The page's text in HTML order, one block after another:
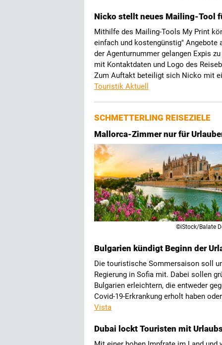
Nicko stellt neues Mailing-Tool
Mithilfe des Mailing-Tools My Print
einfach und kostengünstig" Angebote
der Agenturnummer gelangen Expis
mit Kontaktdaten und Logo des
Zum Auftakt beteiligt sich Nicko mit
Touristik Aktuell
SCHMETTERLING REISEZIELE
Mallorca-Zimmer nur für
©iStock/Balate
Bulgarien kündigt Beginn der
Die touristische Sommersaison soll
Regierung in Sofia mit. Dabei sollen
Bulgarien erleichtern, die entweder
Covid-19-Erkrankung erholt haben
Vista
Dubai lockt Touristen mit